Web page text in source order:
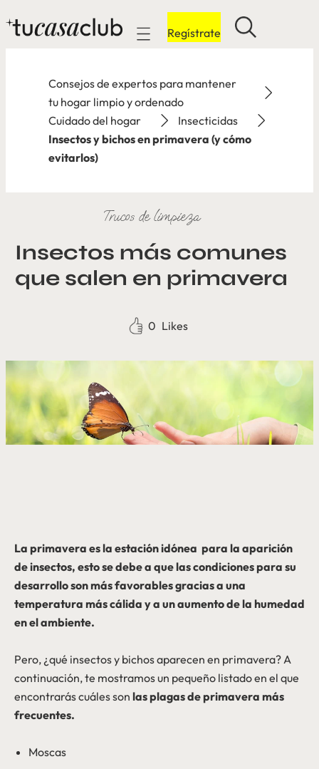
Mobile navigation
Regístrate
Consejos de expertos para mantener
tu hogar limpio y ordenado
Cuidado del hogar
Insecticidas
Insectos y bichos en primavera (y cómo
evitarlos)
Trucos de limpieza
Insectos más comunes
que salen en primavera
0 Likes
La primavera es la estación idónea para la aparición
de insectos, esto se debe a que las condiciones para su
desarrollo son más favorables gracias a una
temperatura más cálida y a un aumento de la humedad
en el ambiente.
Pero, ¿qué insectos y bichos aparecen en primavera? A
continuación, te mostramos un pequeño listado en el que
encontrarás cuáles son las plagasde primavera más
frecuentes.
Moscas